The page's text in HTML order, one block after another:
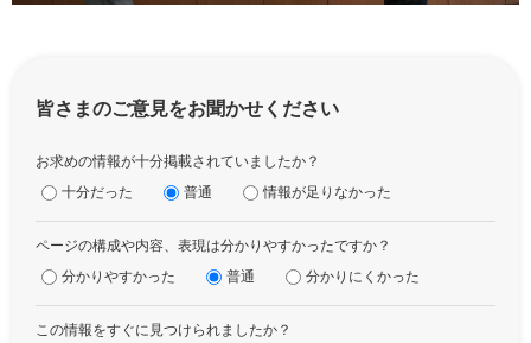
皆さまのご意見をお聞かせください
お求めの情報が十分掲載されていましたか？
十分だった
普通 情報が足りなかった
ページの構成や内容、表現は分かりやすかったですか？
分かりやすかった
普通 分かりにくかった
この情報をすぐに見つけられましたか？